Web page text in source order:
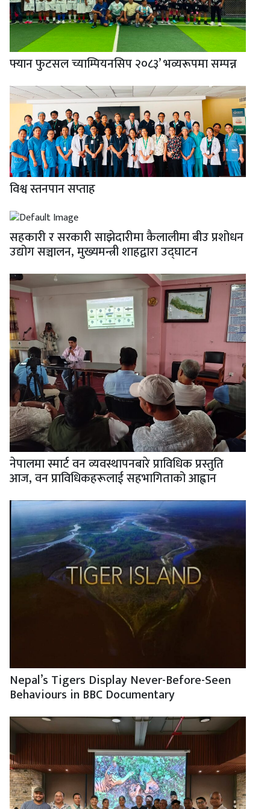
फ्यान फुटसल च्याम्पियनसिप २०८३’ भव्यरूपमा सम्पन्न
विश्व स्तनपान सप्ताह
सहकारी र सरकारी साझेदारीमा कैलालीमा बीउ प्रशोधन
उद्योग सञ्चालन, मुख्यमन्त्री शाहद्वारा उद्घाटन
नेपालमा स्मार्ट वन व्यवस्थापनबारे प्राविधिक प्रस्तुति
आज, वन प्राविधिकहरूलाई सहभागिताको आह्वान
Nepal’s Tigers Display Never-Before-Seen
Behaviours in BBC Documentary